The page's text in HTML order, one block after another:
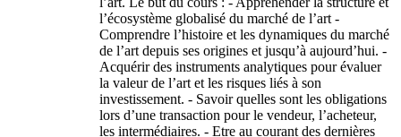
l’écosystème globalisé du marché de l’art -
Comprendre l’histoire et les dynamiques du marché
de l’art depuis ses origines et jusqu’à aujourd’hui. -
Acquérir des instruments analytiques pour évaluer
la valeur de l’art et les risques liés à son
investissement. - Savoir quelles sont les obligations
lors d’une transaction pour le vendeur, l’acheteur,
les intermédiaires. - Etre au courant des dernières